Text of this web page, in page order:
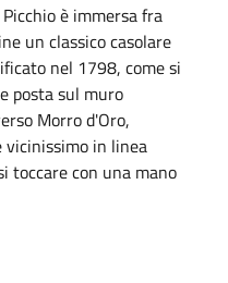
è immersa fra
un classico casolare
nel 1798, come si
posta sul muro
Morro d'Oro,
vicinissimo in linea
toccare con una mano